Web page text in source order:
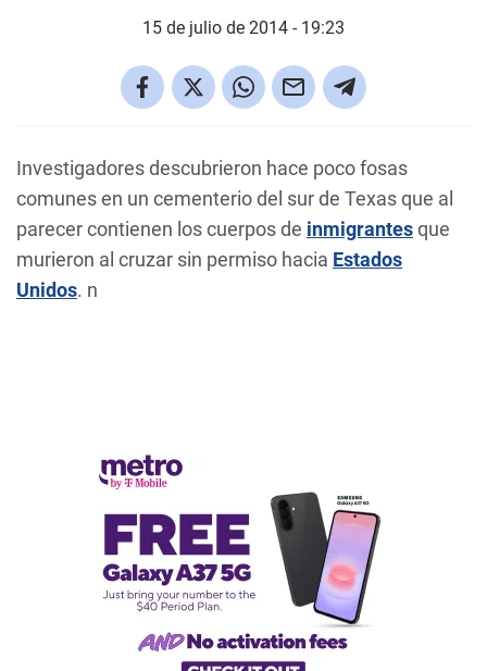
15 de julio de 2014 - 19:23
Investigadores descubrieron hace poco fosas
comunes en un cementerio del sur de Texas que al
parecer contienen los cuerpos de inmigrantesque
murieron al cruzar sin permiso hacia Estados
Unidos. n